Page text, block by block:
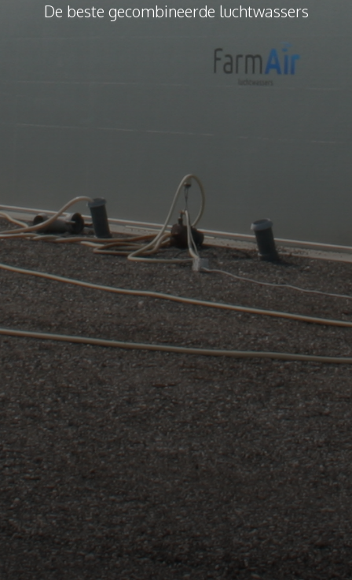
De beste gecombineerde luchtwassers